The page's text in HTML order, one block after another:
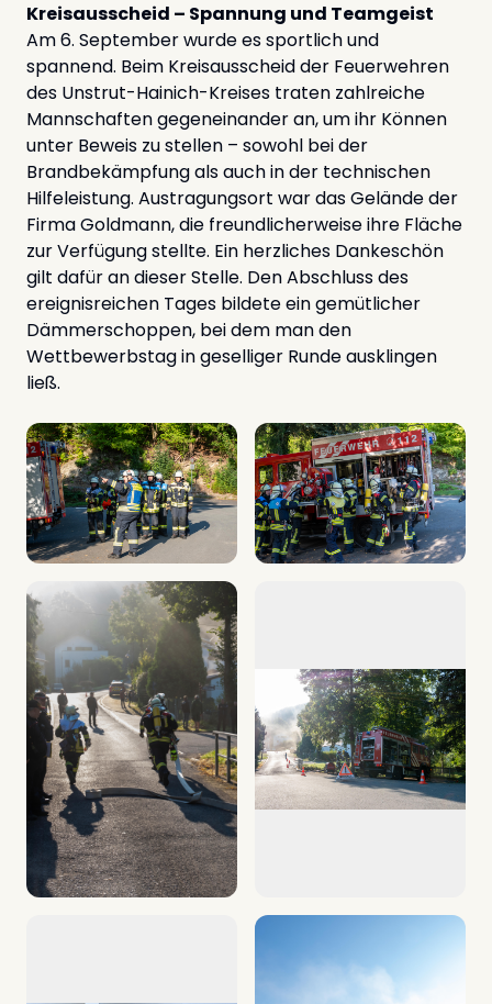
Kreisausscheid – Spannung und Teamgeist
Am 6. September wurde es sportlich und
spannend. Beim Kreisausscheid der Feuerwehren
des Unstrut-Hainich-Kreises traten zahlreiche
Mannschaften gegeneinander an, um ihr Können
unter Beweis zu stellen – sowohl bei der
Brandbekämpfung als auch in der technischen
Hilfeleistung. Austragungsort war das Gelände der
Firma Goldmann, die freundlicherweise ihre Fläche
zur Verfügung stellte. Ein herzliches Dankeschön
gilt dafür an dieser Stelle. Den Abschluss des
ereignisreichen Tages bildete ein gemütlicher
Dämmerschoppen, bei dem man den
Wettbewerbstag in geselliger Runde ausklingen
ließ.